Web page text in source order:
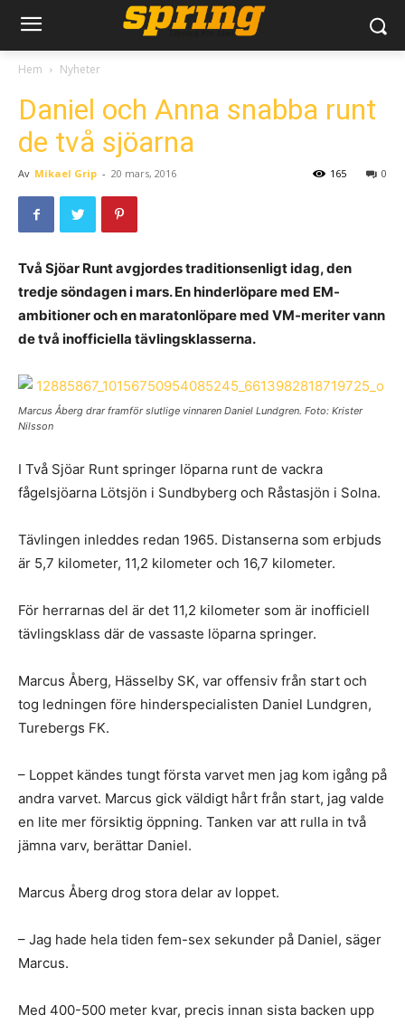
Hem Nyheter
Daniel och Anna snabba runt
de två sjöarna
Av Mikael Grip - 20 mars, 2016 0
165
Två Sjöar Runt avgjordes traditionsenligt idag, den
tredje söndagen i mars. En hinderlöpare med EM-
ambitioner och en maratonlöpare med VM-meriter vann
de två inofficiella tävlingsklasserna.
Marcus Åberg drar framför slutlige vinnaren Daniel Lundgren. Foto: Krister
Nilsson
I Två Sjöar Runt springer löparna runt de vackra
fågelsjöarna Lötsjön i Sundbyberg och Råstasjön i Solna.
Tävlingen inleddes redan 1965. Distanserna som erbjuds
är 5,7 kilometer, 11,2 kilometer och 16,7 kilometer.
För herrarnas del är det 11,2 kilometer som är inofficiell
tävlingsklass där de vassaste löparna springer.
Marcus Åberg, Hässelby SK, var offensiv från start och
tog ledningen före hinderspecialisten Daniel Lundgren,
Turebergs FK.
– Loppet kändes tungt första varvet men jag kom igång på
andra varvet. Marcus gick väldigt hårt från start, jag valde
en lite mer försiktig öppning. Tanken var att rulla in två
jämna varv, berättar Daniel.
Marcus Åberg drog stora delar av loppet.
– Jag hade hela tiden fem-sex sekunder på Daniel, säger
Marcus.
Med 400-500 meter kvar, precis innan sista backen upp